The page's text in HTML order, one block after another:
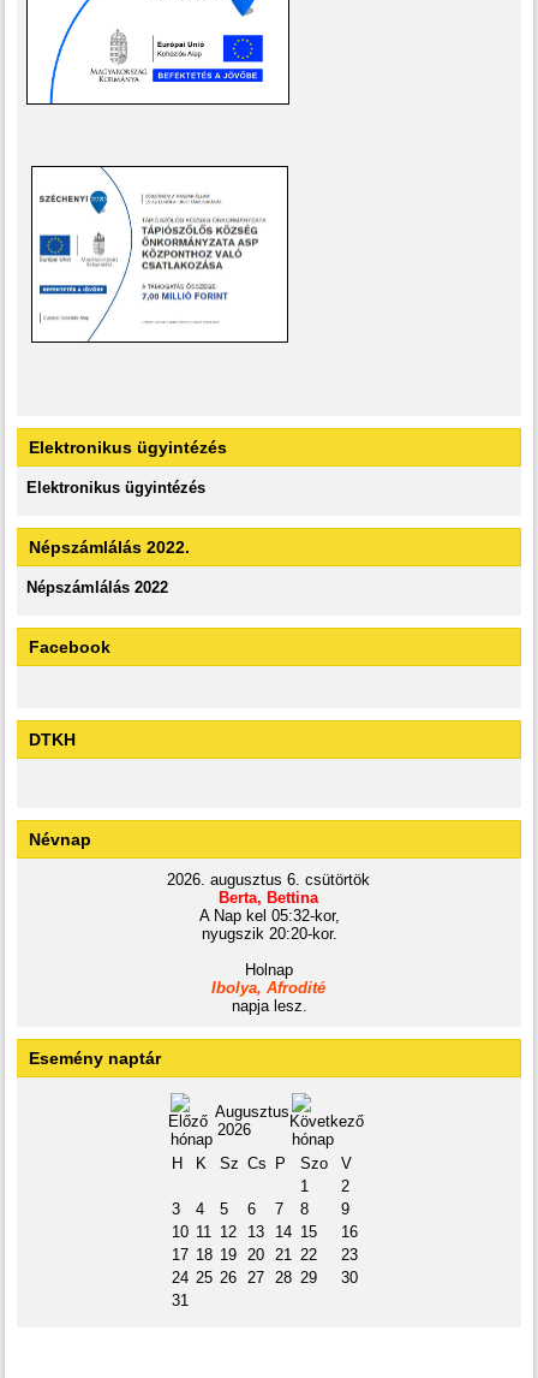
Elektronikus ügyintézés
Elektronikus ügyintézés
Népszámlálás 2022.
Népszámlálás 2022
Facebook
DTKH
Névnap
2026. augusztus 6. csütörtök
Berta, Bettina
A Nap kel 05:32-kor,
nyugszik 20:20-kor.
Holnap
Ibolya, Afrodité
napja lesz.
Esemény naptár
Augusztus
2026
H
K Sz Cs P Szo
V
1
2
3
4 5 6 7 8
9
10 11 12 13 14 15
16
17 18 19 20 21 22
23
24 25 26 27 28 29
30
31